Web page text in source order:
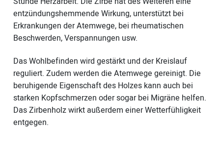
entzündungshemmende Wirkung, unterstützt bei
Erkrankungen der Atemwege, bei rheumatischen
Beschwerden, Verspannungen usw.
Das Wohlbefinden wird gestärkt und der Kreislauf
reguliert. Zudem werden die Atemwege gereinigt. Die
beruhigende Eigenschaft des Holzes kann auch bei
starken Kopfschmerzen oder sogar bei Migräne helfen.
Das Zirbenholz wirkt außerdem einer Wetterfühligkeit
entgegen.